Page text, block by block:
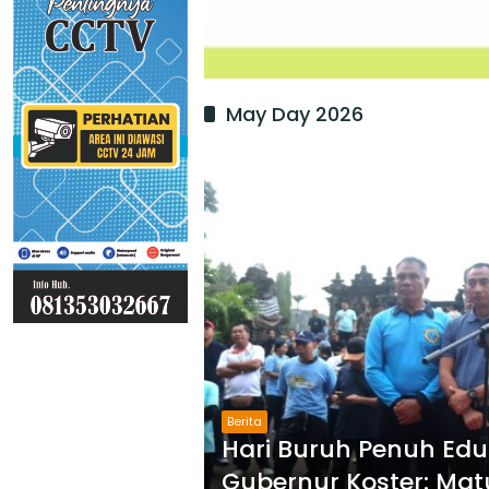
May Day 2026
Berita
Hari Buruh Penuh
Gubernur Koster: